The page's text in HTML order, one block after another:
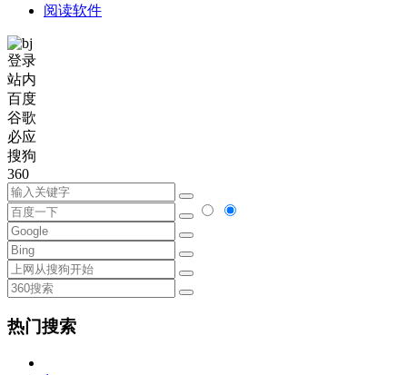
阅读软件
登录
站内
百度
谷歌
必应
搜狗
360
热门搜索